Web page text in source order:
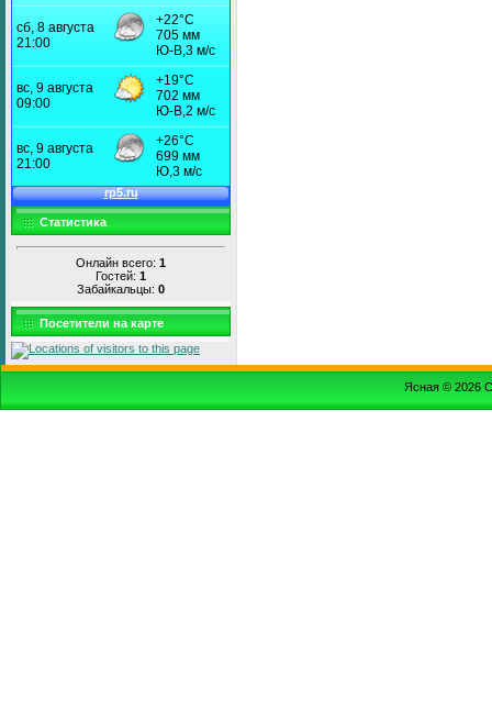
Статистика
Онлайн всего: 1
Гостей: 1
Забайкальцы: 0
Посетители на карте
Ясная © 2026